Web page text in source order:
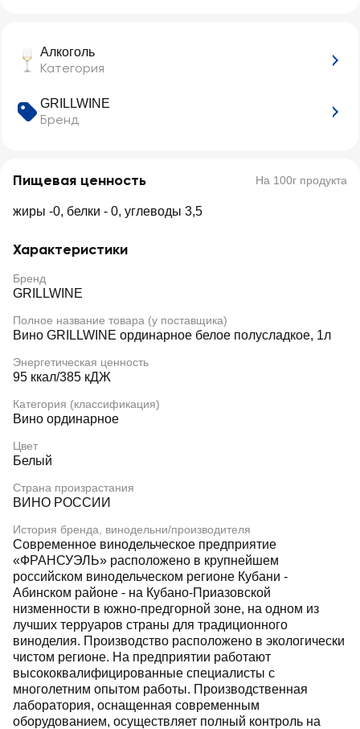
Алкоголь
Категория
GRILLWINE
Бренд
Пищевая ценность На 100г продукта
жиры -0, белки - 0, углеводы 3,5
Характеристики
Бренд
GRILLWINE
Полное название товара (у поставщика)
Вино GRILLWINE ординарное белое полусладкое, 1л
Энергетическая ценность
95 ккал/385 кДЖ
Категория (классификация)
Вино ординарное
Цвет
Белый
Страна произрастания
ВИНО РОССИИ
История бренда, винодельни/производителя
Современное винодельческое предприятие
«ФРАНСУЭЛЬ» расположено в крупнейшем
российском винодельческом регионе Кубани -
Абинском районе - на Кубано-Приазовской
низменности в южно-предгорной зоне, на одном из
лучших терруаров страны для традиционного
виноделия. Производство расположено в экологически
чистом регионе. На предприятии работают
высококвалифицированные специалисты с
многолетним опытом работы. Производственная
лаборатория, оснащенная современным
оборудованием, осуществляет полный контроль на